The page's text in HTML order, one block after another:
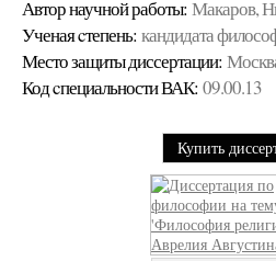
Автор научной работы: Макаров,
Ученая cтепень: кандидата
Место защиты диссертации:
Код cпециальности ВАК: 09.00.13
Купить